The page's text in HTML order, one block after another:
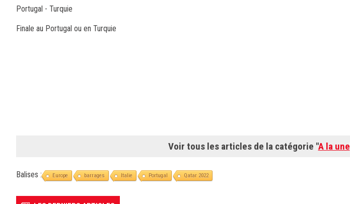
Portugal - Turquie
Finale au Portugal ou en Turquie
Voir tous les articles de la catégorie "A la une
Balises : Europe barrages Italie Portugal Qatar 2022